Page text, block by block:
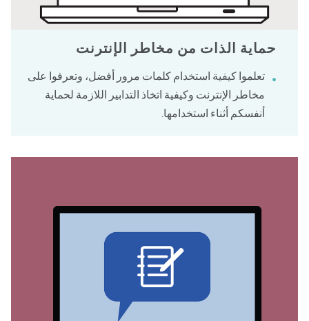
حماية الذات من مخاطر الإنترنت
تعلموا كيفية استخدام كلمات مرور أفضل، وتعرفوا على
مخاطر الإنترنت وكيفية اتخاذ التدابير اللازمة لحماية
أنفسكم أثناء استخدامها.